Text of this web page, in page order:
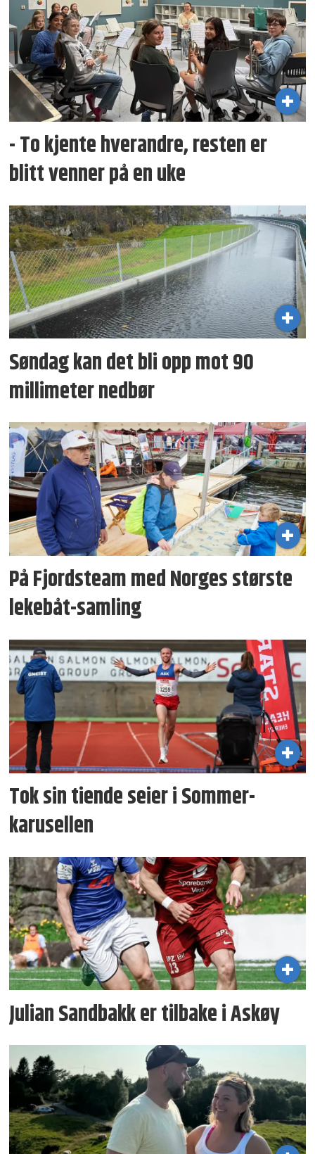
- To kjente hverandre, resten er
blitt venner på en uke
Søndag kan det bli opp mot 90
millimeter nedbør
På Fjordsteam med Norges største
lekebåt-samling
Tok sin tiende seier i Sommer­
karusellen
Julian Sandbakk er tilbake i Askøy